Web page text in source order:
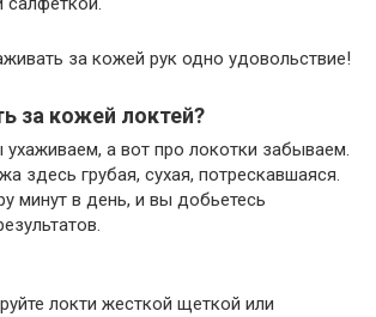
за кожей рук одно удовольствие!
за кожей локтей?
а вот про локотки забываем.
здесь грубая, сухая, потрескавшаяся.
минут в день, и вы добьетесь
локти жесткой щеткой или